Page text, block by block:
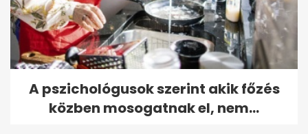
A pszichológusok szerint akik főzés
közben mosogatnak el, nem...